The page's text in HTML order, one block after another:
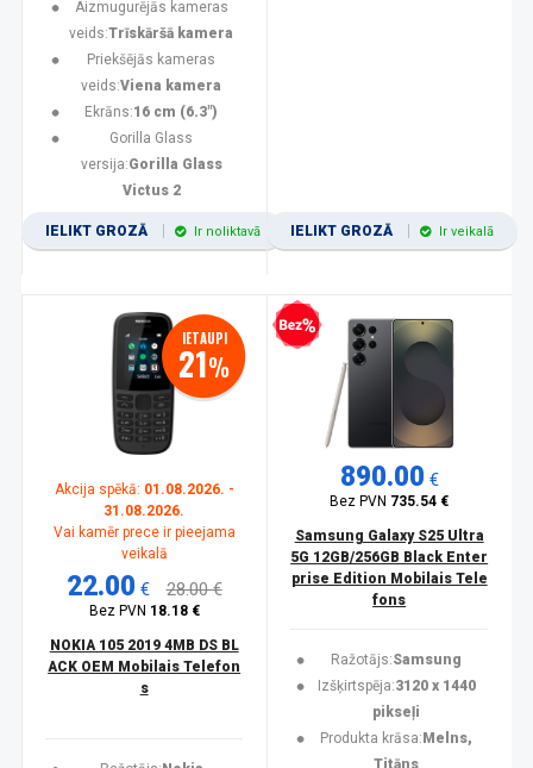
Aizmugurējās kameras
veids:Trīskāršā kamera
Priekšējās kameras
veids:Viena kamera
Ekrāns:16 cm (6.3")
Gorilla Glass
versija:Gorilla Glass
Victus 2
IELIKT GROZĀ Ir noliktavā IELIKT GROZĀ Ir veikalā
IETAUPI
21%
Akcija spēkā: 01.08.2026. -
31.08.2026.
Vai kamēr prece ir pieejama
veikalā
22.00 € 28.00 €
Bez PVN 18.18 €
NOKIA 105 2019 4MB DS BL
ACK OEM Mobilais Telefon
s
Bezprocentu kredīts
890.00 €
Bez PVN 735.54 €
Samsung Galaxy S25 Ultra
5G 12GB/256GB Black Enter
prise Edition Mobilais Tele
fons
Ražotājs:Samsung
Izšķirtspēja:3120 x 1440
pikseļi
Produkta krāsa: Melns,
Titāns